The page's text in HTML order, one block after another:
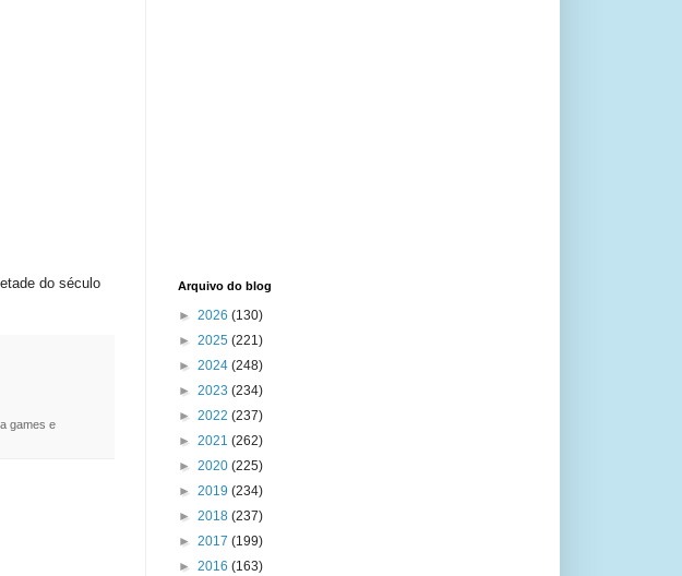
do século
games e
Arquivo do blog
► 2026 (130)
► 2025 (221)
► 2024 (248)
► 2023 (234)
► 2022 (237)
► 2021 (262)
► 2020 (225)
► 2019 (234)
► 2018 (237)
► 2017 (199)
► 2016 (163)